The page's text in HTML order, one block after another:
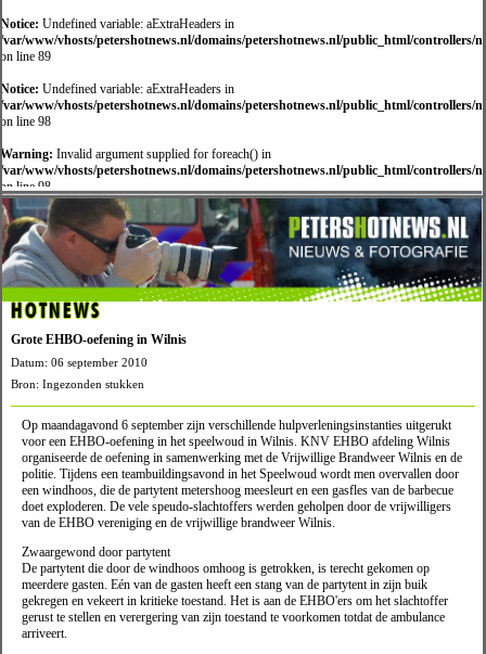
Notice: Undefined variable: aExtraHeaders in
/var/www/vhosts/petershotnews.nl/domains/petershotnews.nl/public_html/controllers/
on line 89
Notice: Undefined variable: aExtraHeaders in
/var/www/vhosts/petershotnews.nl/domains/petershotnews.nl/public_html/controllers/
on line 98
Warning: Invalid argument supplied for foreach() in
/var/www/vhosts/petershotnews.nl/domains/petershotnews.nl/public_html/controllers/
on line 98
HOTNEWS
Grote EHBO-oefening in Wilnis
Datum: 06 september 2010
Bron: Ingezonden stukken
Op maandagavond 6 september zijn verschillende hulpverleningsinstanties uitgerukt
voor een EHBO-oefening in het speelwoud in Wilnis. KNV EHBO afdeling Wilnis
organiseerde de oefening in samenwerking met de Vrijwillige Brandweer Wilnis en de
politie. Tijdens een teambuildingsavond in het Speelwoud wordt men overvallen door
een windhoos, die de partytent metershoog meesleurt en een gasfles van de barbecue
doet exploderen. De vele speudo-slachtoffers werden geholpen door de vrijwilligers
van de EHBO vereniging en de vrijwillige brandweer Wilnis.
Zwaargewond door partytent
De partytent die door de windhoos omhoog is getrokken, is terecht gekomen op
meerdere gasten. Eén van de gasten heeft een stang van de partytent in zijn buik
gekregen en vekeert in kritieke toestand. Het is aan de EHBO'ers om het slachtoffer
gerust te stellen en verergering van zijn toestand te voorkomen totdat de ambulance
arriveert.